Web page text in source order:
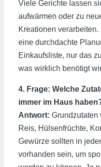
Viele Gerichte lassen
aufwärmen oder zu
Kreationen verarbeiten.
eine durchdachte
Einkaufsliste, nur das
was wirklich benötigt
4. Frage: Welche
immer im Haus
Antwort: Grundzutaten
Reis, Hülsenfrüchte,
Gewürze sollten in
vorhanden sein, um